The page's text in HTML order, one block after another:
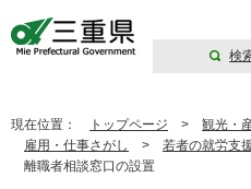
検
現在位置： トップページ > 観光・
雇用・仕事さがし
> 若者の就労支
離職者相談窓口の設置